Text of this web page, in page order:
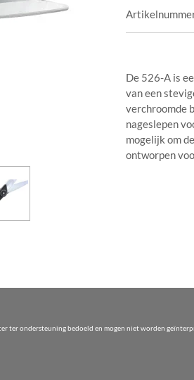
De 526-A is
van een
verchroomde
nageslepen
mogelijk om
ontworpen
ter ondersteuning bedoeld en mogen niet worden